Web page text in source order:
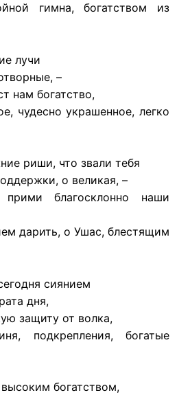
гимна, богатством из
лучи
–
нам богатство,
чудесно украшенное, легко
риши, что звали тебя
о великая, –
благосклонно наши
дарить, о Ушас, блестящим
сиянием
дня,
защиту от волка,
подкрепления, богатые
богатством,